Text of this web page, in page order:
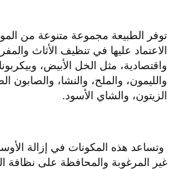
توفر الطبيعة مجموعة متنوعة من
الاعتماد عليها في تنظيف الأثاث
واقتصادية، مثل الخل الأبيض،
والليمون، والملح، والنشا، والصابون
الزيتون، والشاي الأسود.
وتساعد هذه المكونات في إزالة
غير المرغوبة والمحافظة على نظافة